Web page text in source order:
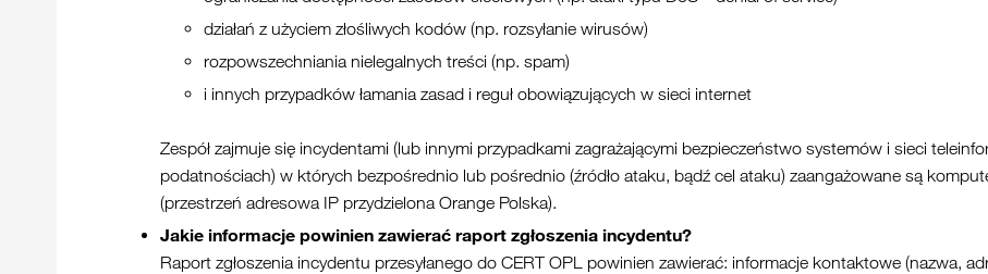
działań z użyciem złośliwych kodów (np. rozsyłanie wirusów)
rozpowszechniania nielegalnych treści (np. spam)
i innych przypadków łamania zasad i reguł obowiązujących w sieci internet
Zespół zajmuje się incydentami (lub innymi przypadkami zagrażającymi bezpieczeństwo systemów i sieci
podatnościach) w których bezpośrednio lub pośrednio (źródło ataku, bądź cel ataku) zaangażowane są
(przestrzeń adresowa IP przydzielona Orange Polska).
Jakie informacje powinien zawierać raport zgłoszenia incydentu?
Raport zgłoszenia incydentu przesyłanego do CERT OPL powinien zawierać: informacje kontaktowe (nazwa,